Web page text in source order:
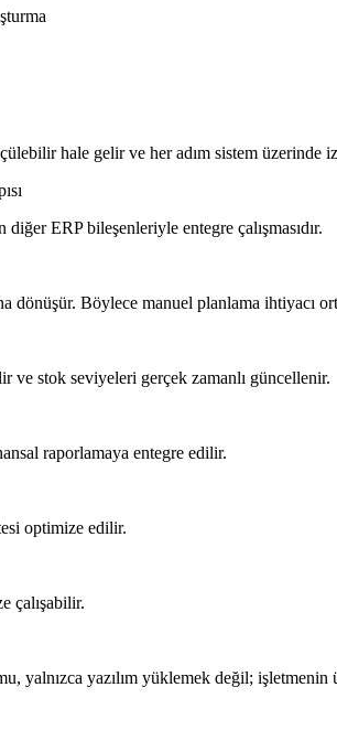
hale gelir ve her adım sistem üzerinde
ERP bileşenleriyle entegre çalışmasıdır.
Böylece manuel planlama ihtiyacı
stok seviyeleri gerçek zamanlı güncellenir.
raporlamaya entegre edilir.
optimize edilir.
çalışabilir.
yazılım yüklemek değil; işletmenin